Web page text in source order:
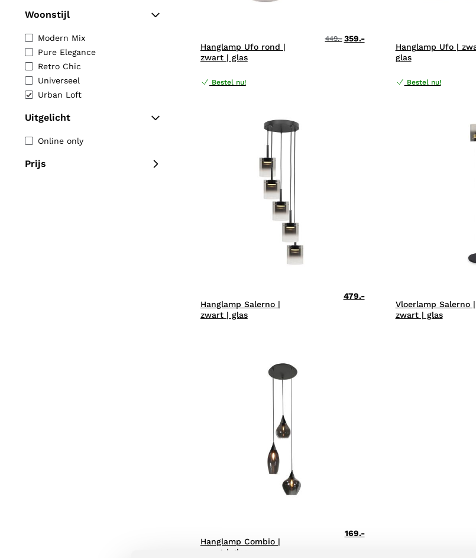
Woonstijl
Modern Mix
Pure Elegance
Retro Chic
Universeel
Urban Loft
Uitgelicht
Online only
Prijs
Hanglamp Ufo rond |
zwart | glas
449.- 359.-
Bestel nu!
Hanglamp Ufo |
glas
Bestel nu!
Hanglamp Salerno |
zwart | glas
479.-
Vloerlamp Salerno |
zwart | glas
Hanglamp Combio |
zwart | glas
169.-